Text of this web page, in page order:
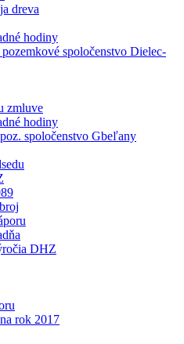
dreva
hodiny
spoločenstvo Dielec-
zmluve
hodiny
spoločenstvo Gbeľany
DHZ
rok 2017